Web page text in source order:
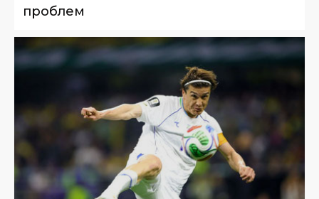
проблем